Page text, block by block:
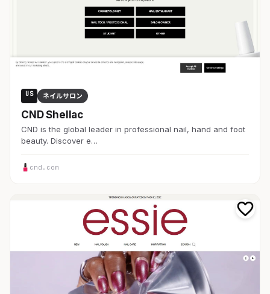
US ネイルサロン
CND Shellac
CND is the global leader in professional nail, hand and foot
beauty. Discover e…
cnd.com